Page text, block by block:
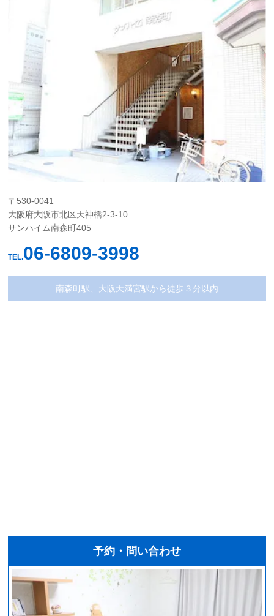
〒530-0041
大阪府大阪市北区天神橋2-3-10
サンハイム南森町405
TEL.06-6809-3998
南森町駅、大阪天満宮駅から徒歩３分以内
予約・問い合わせ